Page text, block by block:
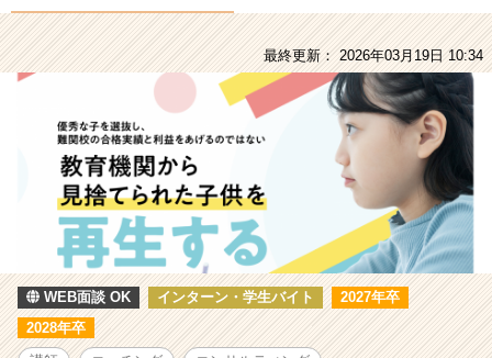
人
ラ
ッ
ク
な
教
育
業
界
を
ホ
最終更新： 2026年03月19日 10:34
WEB面談 OK インターン・学生バイト
2027年卒
2028年卒